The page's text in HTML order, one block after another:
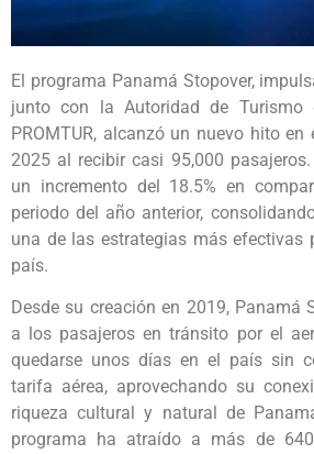
El programa Panamá Stopover,
junto con la Autoridad de Turismo
PROMTUR, alcanzó un nuevo hito en
2025 al recibir casi 95,000
un incremento del 18.5% en
periodo del año anterior,
una de las estrategias más efectivas
país.
Desde su creación en 2019, Panamá
a los pasajeros en tránsito por el
quedarse unos días en el país sin
tarifa aérea, aprovechando su
riqueza cultural y natural de
programa ha atraído a más de